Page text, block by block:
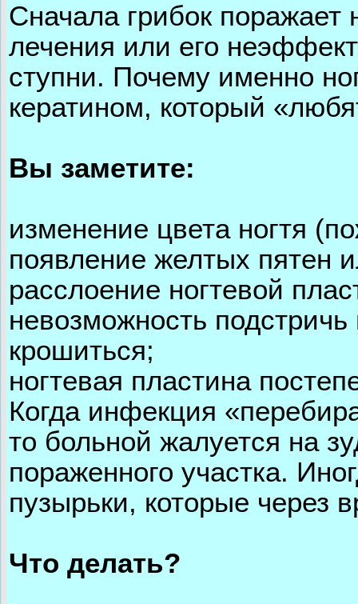
Сначала грибок поражает
лечения или его
ступни. Почему именно
кератином, который
Вы заметите:
изменение цвета ногтя
появление желтых пятен
расслоение ногтевой
невозможность подстричь
крошиться;
ногтевая пластина
Когда инфекция
то больной жалуется на
пораженного участка.
пузырьки, которые через
Что делать?